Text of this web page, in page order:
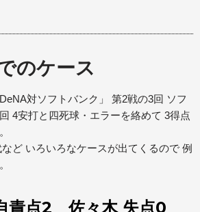
のケース
対ソフトバンク」 第2戦の3回 ソフ
4安打と四死球・エラーを絡めて 3得点
ど いろいろなケースが出てくるので 例
責点2 佐々木 失点0